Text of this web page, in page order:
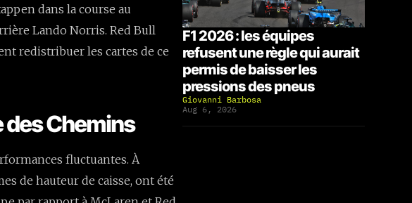
dans la course au
Lando Norris. Red Bull
redistribuer les cartes de ce
des Chemins
fluctuantes. À
de hauteur de caisse, ont été
F1 2026 : les équipes
refusent une règle qui aurait
permis de baisser les
pressions des pneus
Giovanni Barbosa
Aug 6, 2026